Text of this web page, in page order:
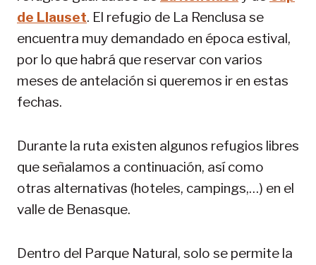
de Llauset. El refugio de La Renclusa se
encuentra muy demandado en época estival,
por lo que habrá que reservar con varios
meses de antelación si queremos ir en estas
fechas.
Durante la ruta existen algunos refugios libres
que señalamos a continuación, así como
otras alternativas (hoteles, campings,…) en el
valle de Benasque.
Dentro del Parque Natural, solo se permite la